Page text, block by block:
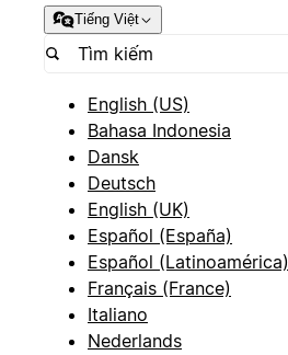
Tiếng Việt
English (US)
Bahasa Indonesia
Dansk
Deutsch
English (UK)
Español (España)
Español (Latinoamérica)
Français (France)
Italiano
Nederlands